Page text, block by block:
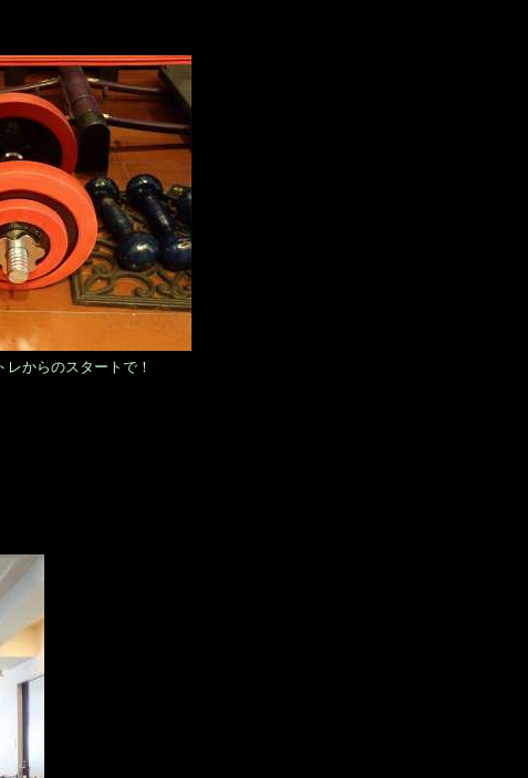
からのスタートで！